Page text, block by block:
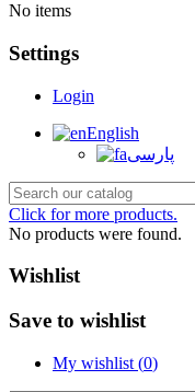
No items
Settings
Login
English
پارسی
Click for more products.
No products were found.
Wishlist
Save to wishlist
My wishlist (0)